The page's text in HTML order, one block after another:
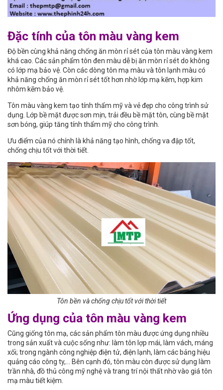
Đặc tính của tôn màu vàng kem
Độ bền cùng khả năng chống ăn mòn rỉ sét của tôn màu vàng kem
khá cao. Các sản phẩm tôn đen màu dễ bị ăn mòn rỉ sét do không
có lớp mạ bảo vệ. Còn các dòng tôn mạ màu và tôn lạnh màu có
khả năng chống ăn mòn rỉ sét tốt hơn nhờ lớp mạ kẽm, hợp kim
nhôm kẽm bảo vệ.
Tôn màu vàng kem tạo tính thẩm mỹ và vẻ đẹp cho công trình sử
dụng. Lớp bề mặt được sơn mịn, trải đều bề mặt tôn, cùng bề mặt
sơn bóng, giúp tăng tính thẩm mỹ cho công trình.
Ưu điểm của nó chính là khả năng tạo hình, chống va đập tốt,
chống chịu tốt với thời tiết.
Tôn bền và chống chịu tốt với thời tiết
Ứng dụng của tôn màu vàng kem
Cũng giống tôn mạ, các sản phẩm tôn màu được ứng dụng nhiều
trong sản xuất và cuộc sống như: làm tôn lợp mái, làm vách, máng
xối; trong ngành công nghiệp điện tử, điện lạnh, làm các bảng hiệu
quảng cáo công ty,… Bên cạnh đó, tôn màu còn được sử dụng làm
trần nhà, đồ thủ công mỹ nghệ và trang trí nội thất nhờ vào giá tôn
mạ màu tiết kiệm.